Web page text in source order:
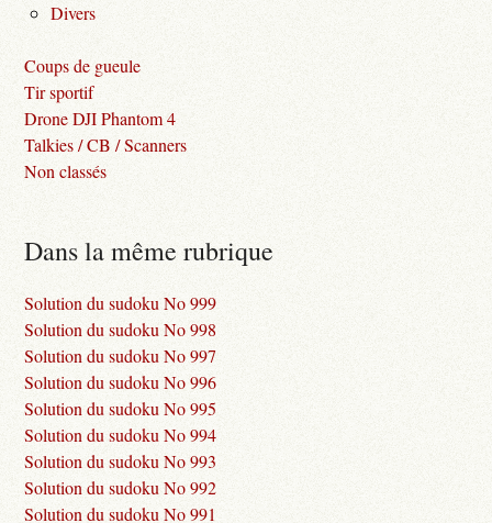
Divers
Coups de gueule
Tir sportif
Drone DJI Phantom 4
Talkies / CB / Scanners
Non classés
Dans la même rubrique
Solution du sudoku No 999
Solution du sudoku No 998
Solution du sudoku No 997
Solution du sudoku No 996
Solution du sudoku No 995
Solution du sudoku No 994
Solution du sudoku No 993
Solution du sudoku No 992
Solution du sudoku No 991